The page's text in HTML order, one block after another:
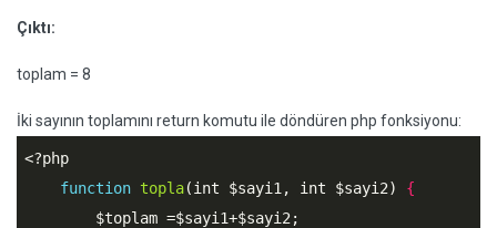
Çıktı:
toplam = 8
İki sayının toplamını return komutu ile döndüren php fonksiyonu:
<?php
function topla(int $sayi1 , int $sayi2)
{
$toplam =$sayi1+$sayi2 ;